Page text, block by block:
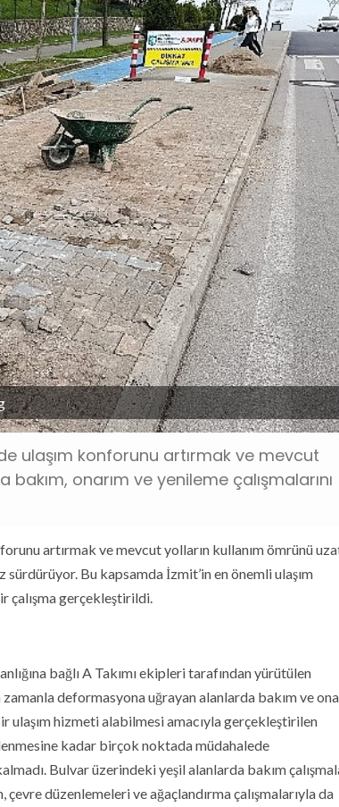
ulaşım konforunu artırmak ve mevcut
onarım ve yenileme çalışmalarını
artırmak ve mevcut yolların kullanım ömrünü
sürdürüyor. Bu kapsamda İzmit’in en önemli ulaşım
çalışma gerçekleştirildi.
bağlı A Takımı ekipleri tarafından yürütülen
deformasyona uğrayan alanlarda bakım ve
ulaşım hizmeti alabilmesi amacıyla gerçekleştirilen
kadar birçok noktada müdahalede
Bulvar üzerindeki yeşil alanlarda bakım
düzenlemeleri ve ağaçlandırma çalışmalarıyla da